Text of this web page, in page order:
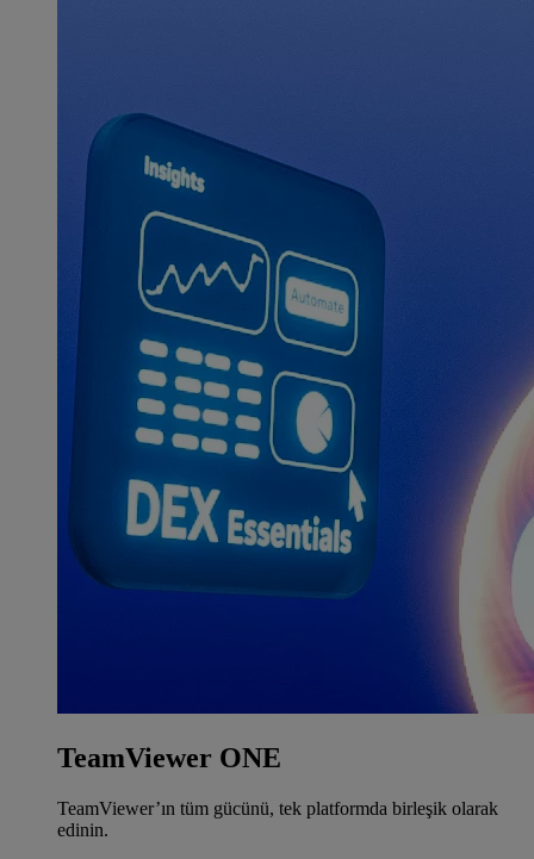
TeamViewer ONE
TeamViewer’ın tüm gücünü, tek platformda birleşik olarak
edinin.